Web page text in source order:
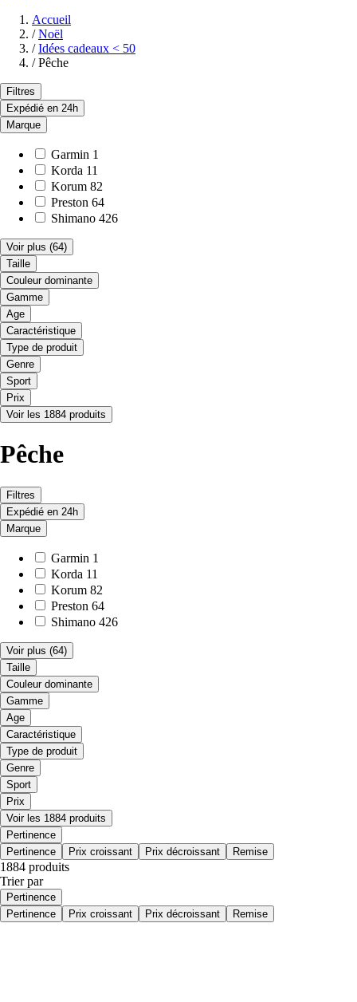
Accueil
/ Noël
/ Idées cadeaux < 50
/ Pêche
Filtres
Expédié en 24h
Marque
Garmin 1
Korda 11
Korum 82
Preston 64
Shimano 426
Voir plus (64)
Taille
Couleur dominante
Gamme
Age
Caractéristique
Type de produit
Genre
Sport
Prix
Voir les 1884 produits
Pêche
Filtres
Expédié en 24h
Marque
Garmin 1
Korda 11
Korum 82
Preston 64
Shimano 426
Voir plus (64)
Taille
Couleur dominante
Gamme
Age
Caractéristique
Type de produit
Genre
Sport
Prix
Voir les 1884 produits
Pertinence
Pertinence
Prix croissant Prix décroissant Remise
1884 produits
Trier par
Pertinence
Pertinence
Prix croissant Prix décroissant Remise